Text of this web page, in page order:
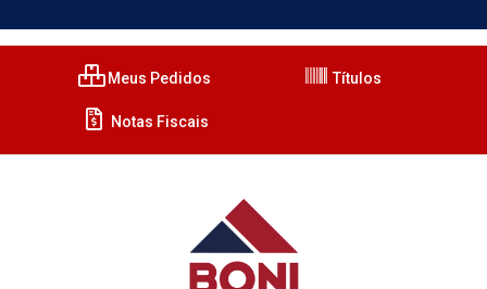
Meus Pedidos Títulos
Notas Fiscais